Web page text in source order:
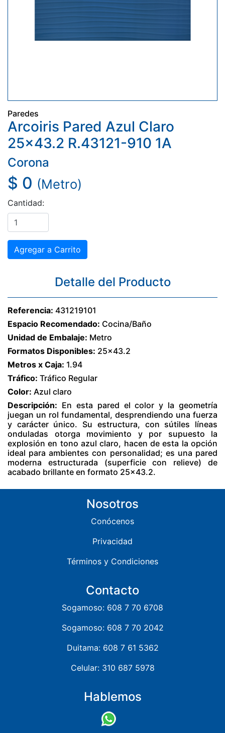
Paredes
Arcoiris Pared Azul Claro
25x43.2 R.43121-910 1A
Corona
$ 0 (Metro)
Cantidad:
Detalle del Producto
Referencia: 431219101
Espacio Recomendado: Cocina/Baño
Unidad de Embalaje: Metro
Formatos Disponibles: 25x43.2
Metros x Caja: 1.94
Tráfico: Tráfico Regular
Color: Azul claro
Descripción: En esta pared el color y la geometría
juegan un rol fundamental, desprendiendo una fuerza
y carácter único. Su estructura, con sútiles líneas
onduladas otorga movimiento y por supuesto la
explosión en tono azul claro, hacen de esta la opción
ideal para ambientes con personalidad; es una pared
moderna estructurada (superficie con relieve) de
acabado brillante en formato 25x43.2.
Nosotros
Conócenos
Privacidad
Términos y Condiciones
Contacto
Sogamoso: 608 7 70 6708
Sogamoso: 608 7 70 2042
Duitama: 608 7 61 5362
Celular: 310 687 5978
Hablemos